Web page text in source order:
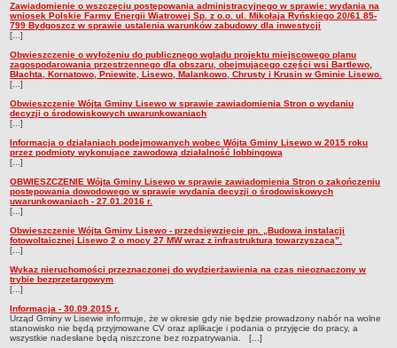
Zawiadomienie o wszczęciu postępowania administracyjnego w sprawie: wydania na
wniosek Polskie Farmy Energii Wiatrowej Sp. z o.o. ul. Mikołaja Ryńskiego 20/61 85-
799 Bydgoszcz w sprawie ustalenia warunków zabudowy dla inwestycji
[...]
Obwieszczenie o wyłożeniu do publicznego wglądu projektu miejscowego planu
zagospodarowania przestrzennego dla obszaru, obejmującego części wsi Bartlewo,
Błachta, Kornatowo, Pniewite, Lisewo, Malankowo, Chrusty i Krusin w Gminie Lisewo.
[...]
Obwieszczenie Wójta Gminy Lisewo w sprawie zawiadomienia Stron o wydaniu
decyzji o środowiskowych uwarunkowaniach
[...]
Informacja o działaniach podejmowanych wobec Wójta Gminy Lisewo w 2015 roku
przez podmioty wykonujące zawodową działalność lobbingową
[...]
OBWIESZCZENIE Wójta Gminy Lisewo w sprawie zawiadomienia Stron o zakończeniu
postępowania dowodowego w sprawie wydania decyzji o środowiskowych
uwarunkowaniach - 27.01.2016 r.
[...]
Obwieszczenie Wójta Gminy Lisewo - przedsięwzięcie pn. „Budowa instalacji
fotowoltaicznej Lisewo 2 o mocy 27 MW wraz z infrastrukturą towarzyszącą”.
[...]
Wykaz nieruchomości przeznaczonej do wydzierżawienia na czas nieoznaczony w
trybie bezprzetargowym
[...]
Informacja - 30.09.2015 r.
Urząd Gminy w Lisewie informuje, że w okresie gdy nie będzie prowadzony nabór na wolne
stanowisko nie będą przyjmowane CV oraz aplikacje i podania o przyjęcie do pracy, a
wszystkie nadesłane będą niszczone bez rozpatrywania. [...]